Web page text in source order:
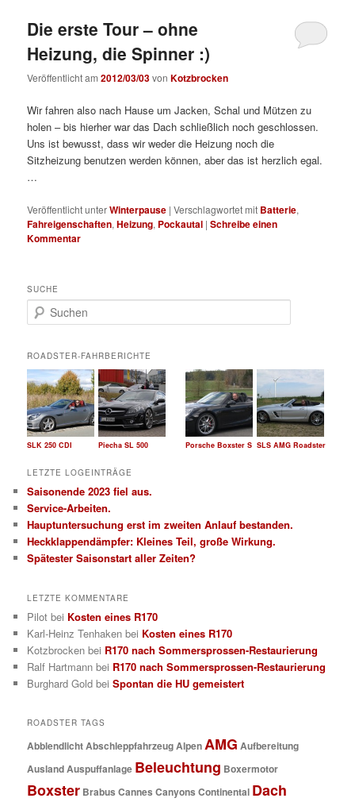
Die erste Tour – ohne
Heizung, die Spinner :)
Veröffentlicht am2012/03/03vonKotzbrocken
Wir fahren also nach Hause um Jacken, Schal und Mützen zu
holen – bis hierher war das Dach schließlich noch geschlossen.
Uns ist bewusst, dass wir weder die Heizung noch die
Sitzheizung benutzen werden können, aber das ist herzlich egal.
…
Veröffentlicht unterWinterpause |Verschlagwortet mit Batterie,
Fahreigenschaften,Heizung, Pockautal |Schreibe einen
Kommentar
SUCHE
u
h
e
n
ROADSTER-FAHRBERICHTE
SLK 250 CDI SLS AMG Roadster
Piecha SL 500 Porsche Boxster S
LETZTE LOGEINTRÄGE
Saisonende 2023 fiel aus.
Service-Arbeiten.
Hauptuntersuchung erst im zweiten Anlauf bestanden.
Heckklappendämpfer: Kleines Teil, große Wirkung.
Spätester Saisonstart aller Zeiten?
LETZTE KOMMENTARE
Pilot bei Kosten eines R170
Karl-Heinz Tenhaken bei Kosten eines R170
Kotzbrocken bei R170 nach Sommersprossen-Restaurierung
Ralf Hartmann bei R170 nach Sommersprossen-Restaurierung
Burghard Gold beiSpontan die HU gemeistert
ROADSTER TAGS
AbblendlichtAbschleppfahrzeugAlpenAMG Aufbereitung
AuslandAuspuffanlage Beleuchtung Boxermotor
Boxster Brabus Cannes Canyons Continental Dach